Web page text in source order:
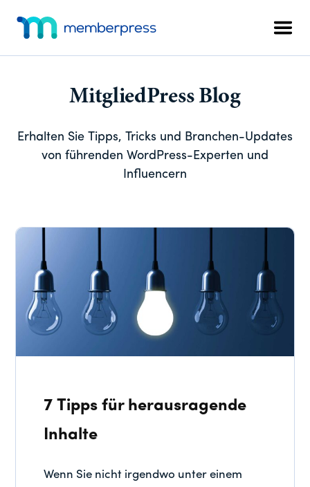
Hauptinhalt
springen
primären
Seitenleiste
springen
Fußzeile
springen
Menü
Mitgliedschafts-
Plugin
MitgliedPress Blog
Erhalten Sie Tipps, Tricks und Branchen-Updates
von führenden WordPress-Experten und
Influencern
7 Tipps für herausragende
Inhalte
Wenn Sie nicht irgendwo unter einem